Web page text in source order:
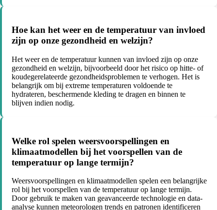
Hoe kan het weer en de temperatuur van invloed
zijn op onze gezondheid en welzijn?
Het weer en de temperatuur kunnen van invloed zijn op onze
gezondheid en welzijn, bijvoorbeeld door het risico op hitte- of
koudegerelateerde gezondheidsproblemen te verhogen. Het is
belangrijk om bij extreme temperaturen voldoende te
hydrateren, beschermende kleding te dragen en binnen te
blijven indien nodig.
Welke rol spelen weersvoorspellingen en
klimaatmodellen bij het voorspellen van de
temperatuur op lange termijn?
Weersvoorspellingen en klimaatmodellen spelen een belangrijke
rol bij het voorspellen van de temperatuur op lange termijn.
Door gebruik te maken van geavanceerde technologie en data-
analyse kunnen meteorologen trends en patronen identificeren